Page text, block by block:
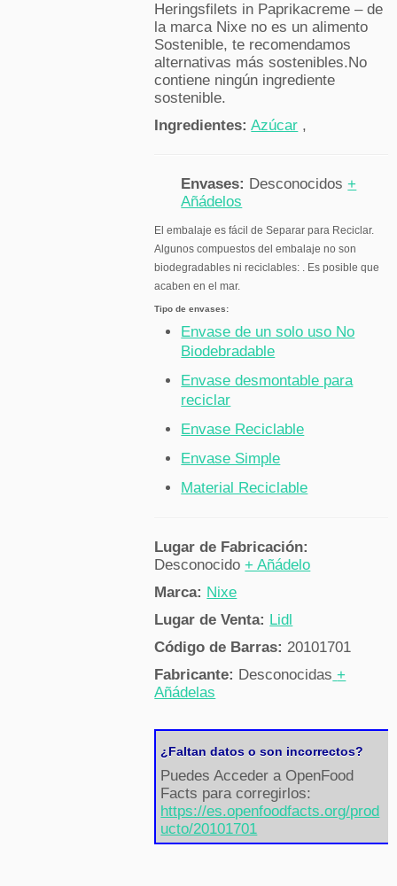
Heringsfilets in Paprikacreme – de
la marca Nixe no es un alimento
Sostenible, te recomendamos
alternativas más sostenibles.No
contiene ningún ingrediente
sostenible.
Ingredientes: Azúcar ,
Envases: Desconocidos+
Añádelos
El embalaje es fácil de Separar para Reciclar.
Algunos compuestos del embalaje no son
biodegradables ni reciclables: . Es posible que
acaben en el mar.
Tipo de envases:
Envase de un solo uso No
Biodebradable
Envase desmontable para
reciclar
Envase Reciclable
Envase Simple
Material Reciclable
Lugar de Fabricación:
Desconocido+ Añádelo
Marca: Nixe
Lugar de Venta: Lidl
Código de Barras: 20101701
Fabricante: Desconocidas +
Añádelas
¿Faltan datos o son incorrectos?
Puedes Acceder a OpenFood
Facts para corregirlos:
https://es.openfoodfacts.org/prod
ucto/20101701